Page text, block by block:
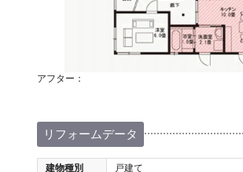
アフター：
リフォームデータ
建物種別
戸建て